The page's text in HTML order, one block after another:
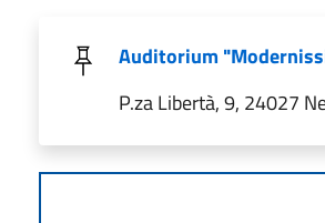
Auditorium
P.za Libertà, 9, 24027